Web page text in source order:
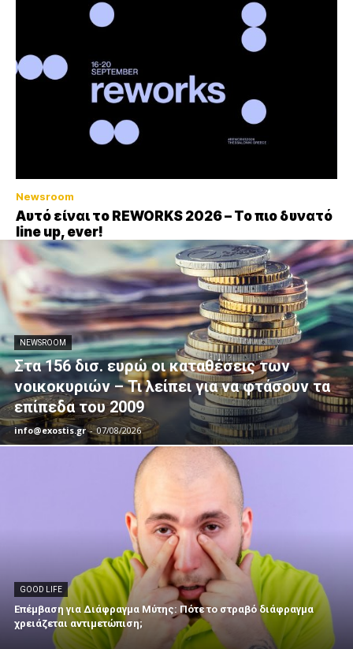
Newsroom
Αυτό είναι το REWORKS 2026 – Το πιο δυνατό
line up, ever!
NEWSROOM
Στα 156 δισ. ευρώ οι καταθέσεις των
νοικοκυριών – Τι λείπει για να φτάσουν τα
επίπεδα του 2009
info@exostis.gr - 07/08/2026
GOOD LIFE
Επέμβαση για Διάφραγμα Μύτης: Πότε το στραβό διάφραγμα
χρειάζεται αντιμετώπιση;